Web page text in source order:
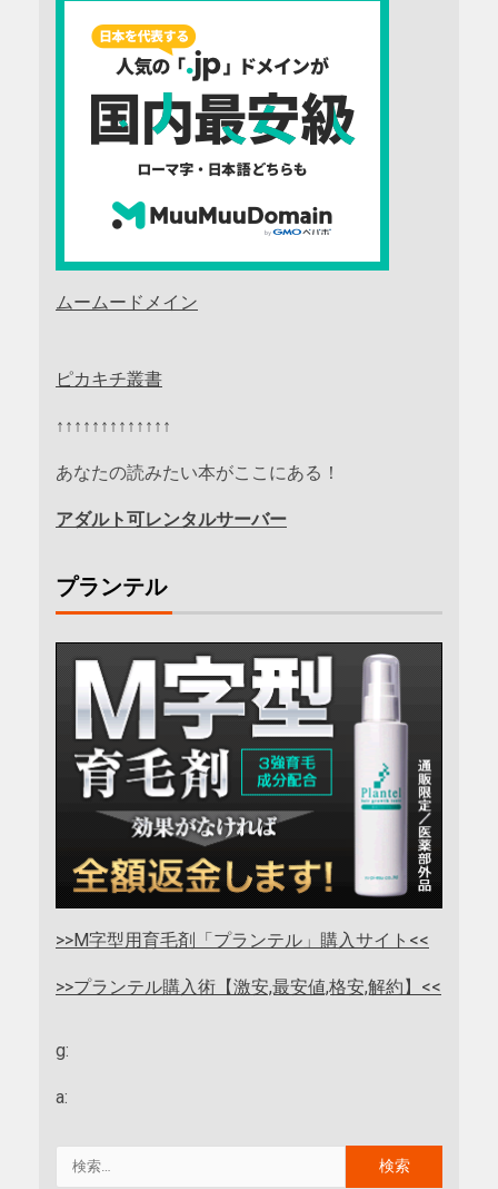
ムームードメイン
ピカキチ叢書
↑↑↑↑↑↑↑↑↑↑↑↑↑
あなたの読みたい本がここにある！
アダルト可レンタルサーバー
プランテル
>>M字型用育毛剤「プランテル」購入サイト<<
>>プランテル購入術【激安,最安値,格安,解約】<<
g:
a: